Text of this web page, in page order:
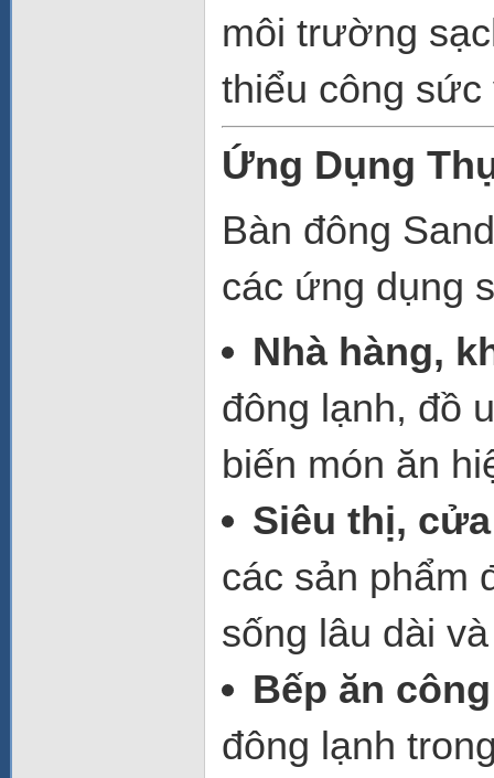
môi trường
thiểu công sức
Ứng Dụng
Bàn đông
các ứng dụng
Nhà hàng,
đông lạnh, đồ
biến món ăn
Siêu thị,
các sản phẩm
sống lâu dài
Bếp ăn
đông lạnh